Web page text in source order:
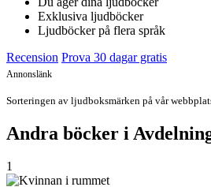
Exklusiva ljudböcker
Ljudböcker på flera språk
Recension Prova 30 dagar gratis
Annonslänk
Sorteringen av ljudboksmärken på vår
Andra böcker i
1